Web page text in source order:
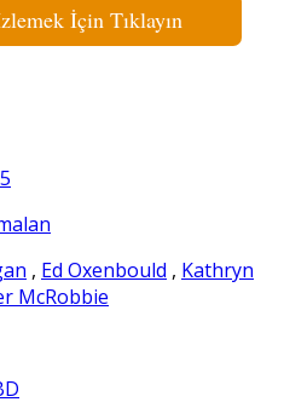
İçin Tıklayın
, Ed Oxenbould , Kathryn
McRobbie